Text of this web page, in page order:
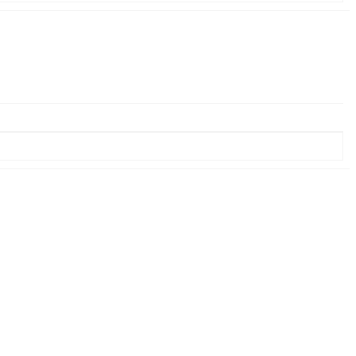
концентраций компонентов, методов получения и
трехкомпонентная фазовая диаграмма для BaTiO3,
> 40 мол. %, Sr2+ < 60 мол. % и Ca2+ < 40 мол. %, и
элементы конструкций стекловаренных печей,